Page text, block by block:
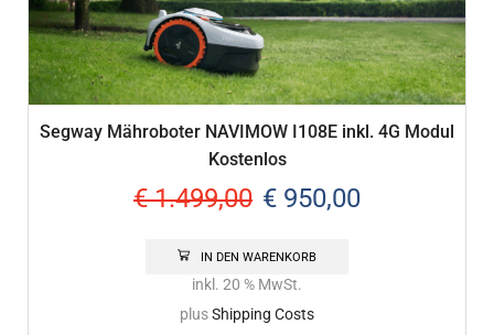
Segway Mähroboter NAVIMOW I108E inkl. 4G Modul
Kostenlos
€1.499,00 € 950,00
IN DEN WARENKORB
inkl. 20 % MwSt.
plusShipping Costs